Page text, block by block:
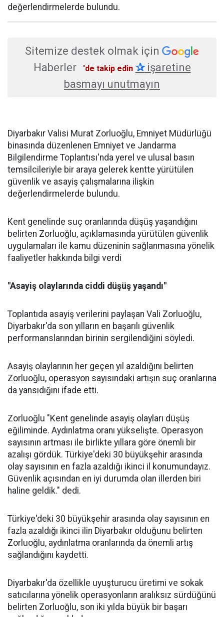
değerlendirmelerde bulundu.
Sitemize destek olmak için
Haberler
'de takip edin ✰işaretine
basmayı unutmayın
Diyarbakır Valisi Murat Zorluoğlu, Emniyet Müdürlüğü
binasında düzenlenen Emniyet ve Jandarma
Bilgilendirme Toplantısı'nda yerel ve ulusal basın
temsilcileriyle bir araya gelerek kentte yürütülen
güvenlik ve asayiş çalışmalarına ilişkin
değerlendirmelerde bulundu.
Kent genelinde suç oranlarında düşüş yaşandığını
belirten Zorluoğlu, açıklamasında yürütülen güvenlik
uygulamaları ile kamu düzeninin sağlanmasına yönelik
faaliyetler hakkında bilgi verdi
"Asayiş olaylarında ciddi düşüş yaşandı"
Toplantıda asayiş verilerini paylaşan Vali Zorluoğlu,
Diyarbakır'da son yılların en başarılı güvenlik
performanslarından birinin sergilendiğini söyledi.
Asayiş olaylarının her geçen yıl azaldığını belirten
Zorluoğlu, operasyon sayısındaki artışın suç oranlarına
da yansıdığını ifade etti.
Zorluoğlu "Kent genelinde asayiş olayları düşüş
eğiliminde. Aydınlatma oranı yükselişte. Operasyon
sayısının artması ile birlikte yıllara göre önemli bir
azalışı gördük. Türkiye'deki 30 büyükşehir arasında
olay sayısının en fazla azaldığı ikinci il konumundayız.
Güvenlik açısından en iyi durumda olan illerden biri
haline geldik." dedi.
Türkiye'deki 30 büyükşehir arasında olay sayısının en
fazla azaldığı ikinci ilin Diyarbakır olduğunu belirten
Zorluoğlu, aydınlatma oranlarında da önemli artış
sağlandığını kaydetti.
Diyarbakır'da özellikle uyuşturucu üretimi ve sokak
satıcılarına yönelik operasyonların aralıksız sürdüğünü
belirten Zorluoğlu, son iki yılda büyük bir başarı